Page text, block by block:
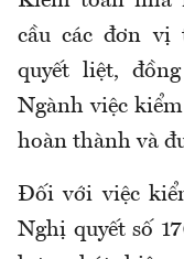
cầu các đơn vị
quyết liệt,
Ngành việc
hoàn thành và
Đối với việc
Nghị quyết số